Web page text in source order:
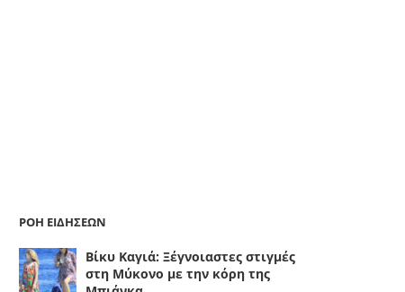
ΡΟΗ ΕΙΔΗΣΕΩΝ
Βίκυ Καγιά: Ξέγνοιαστες στιγμές
στη Μύκονο με την κόρη της